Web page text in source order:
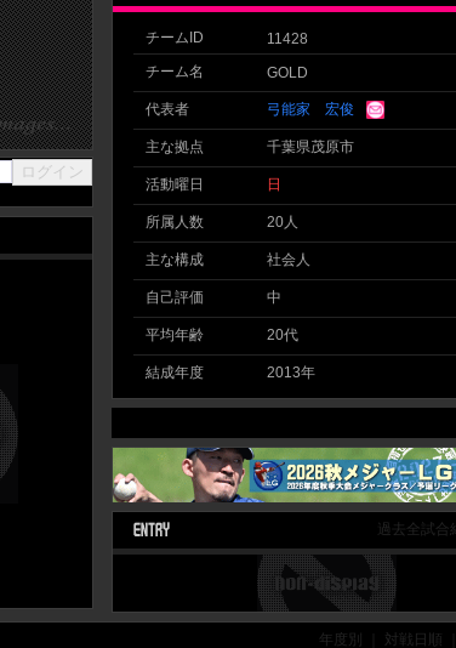
チームID 11428
チーム名 GOLD
代表者 弓能家 宏俊
主な拠点 千葉県茂原市
活動曜日 日
所属人数 20人
主な構成 社会人
自己評価 中
平均年齢 20代
結成年度 2013年
過去全試合
年度別 ｜ 対戦日順